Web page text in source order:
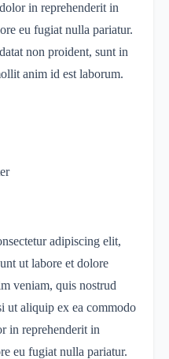
in reprehenderit in
eu fugiat nulla pariatur.
non proident, sunt in
anim id est laborum.
adipiscing elit,
ut labore et dolore
veniam, quis nostrud
ut aliquip ex ea commodo
in reprehenderit in
eu fugiat nulla pariatur.